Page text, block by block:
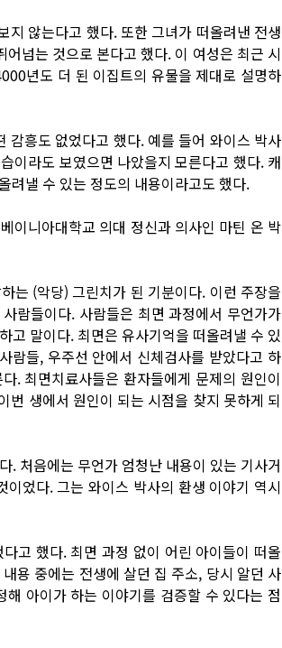
지 않는다고 했다. 또한 그녀가 떠올려낸 전생
넘는 것으로 본다고 했다. 이 여성은 최근 시
년도 더 된 이집트의 유물을 제대로 설명하
감흥도 없었다고 했다. 예를 들어 와이스 박사
이라도 보였으면 나았을지 모른다고 했다. 캐
려낼 수 있는 정도의 내용이라고도 했다.
이니아대학교 의대 정신과 의사인 마틴 온 박
는 (악당) 그린치가 된 기분이다. 이런 주장을
람들이다. 사람들은 최면 과정에서 무언가가
고 말이다. 최면은 유사기억을 떠올려낼 수 있
람들, 우주선 안에서 신체검사를 받았다고 하
. 최면치료사들은 환자들에게 문제의 원인이
번 생에서 원인이 되는 시점을 찾지 못하게 되
. 처음에는 무언가 엄청난 내용이 있는 기사거
었다. 그는 와이스 박사의 환생 이야기 역시
고 했다. 최면 과정 없이 어린 아이들이 떠올
용 중에는 전생에 살던 집 주소, 당시 알던 사
아이가 하는 이야기를 검증할 수 있다는 점